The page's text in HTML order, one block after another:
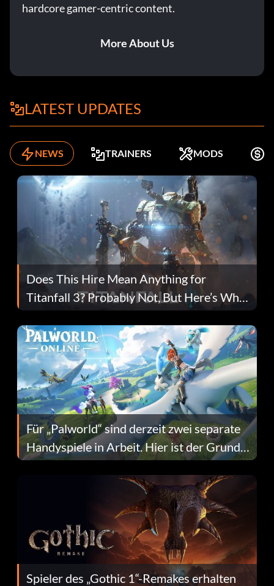
hardcore gamer-centric content.
More About Us
LATEST UPDATES
NEWS TRAINERS MODS
Does This Hire Mean Anything for
Titanfall 3? Probably Not, But Here’s Why
Fans Are Hopeful
Für „Palworld“ sind derzeit zwei separate
Handyspiele in Arbeit. Hier ist der Grund
dafür.
Spieler des „Gothic 1“-Remakes erhalten